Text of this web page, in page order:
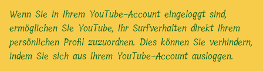
Wenn Sie in Ihrem YouTube-Account eingeloggt sind,
ermöglichen Sie YouTube, Ihr Surfverhalten direkt Ihrem
persönlichen Profil zuzuordnen. Dies können Sie verhindern,
indem Sie sich aus Ihrem YouTube-Account ausloggen.